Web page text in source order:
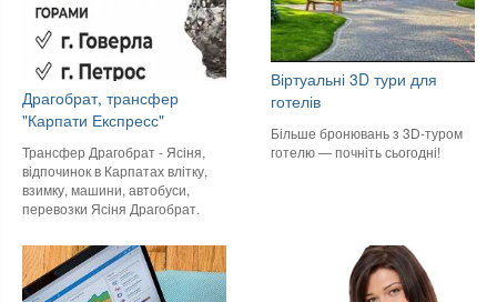
Драгобрат, трансфер
"Карпати Експресс"
Трансфер Драгобрат - Ясіня,
відпочинок в Карпатах влітку,
взимку, машини, автобуси,
перевозки Ясіня Драгобрат.
Віртуальні 3D тури для
готелів
Більше бронювань з 3D-туром
готелю — почніть сьогодні!